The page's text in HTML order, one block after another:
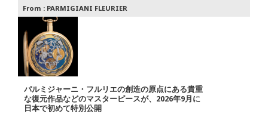
From : PARMIGIANI FLEURIER
パルミジャーニ・フルリエの創造の原点にある貴重
な復元作品などのマスターピースが、2026年9月に
日本で初めて特別公開